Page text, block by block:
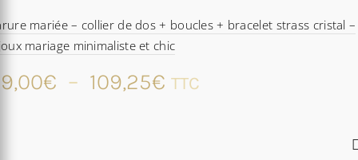
mariée – collier de dos + boucles + bracelet strass cristal –
mariage minimaliste et chic
€ – 109,25€ Plage
TTC